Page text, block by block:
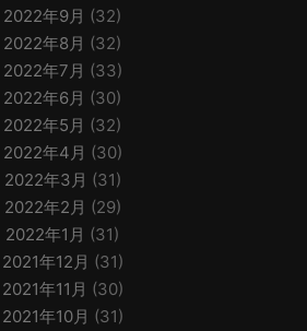
2022年9月 (32)
2022年8月 (32)
2022年7月 (33)
2022年6月 (30)
2022年5月 (32)
2022年4月 (30)
2022年3月 (31)
2022年2月 (29)
2022年1月 (31)
2021年12月 (31)
2021年11月 (30)
2021年10月 (31)